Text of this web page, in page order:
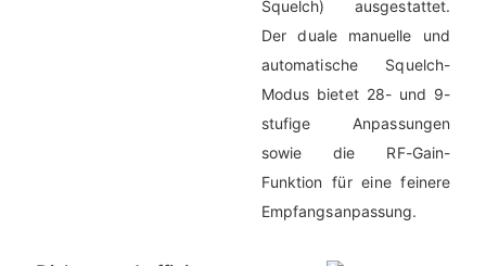
Squelch) ausgestattet.
Der duale manuelle und
automatische Squelch-
Modus bietet 28- und 9-
stufige Anpassungen
sowie die RF-Gain-
Funktion für eine feinere
Empfangsanpassung.